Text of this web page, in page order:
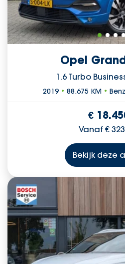
Opel
1.6 Turbo
2019 • 88.675 KM •
€
Vanaf €
Bekijk deze